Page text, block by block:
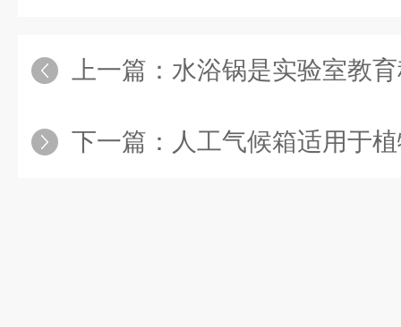
上一篇： 水浴锅是实验室教
下一篇： 人工气候箱适用于